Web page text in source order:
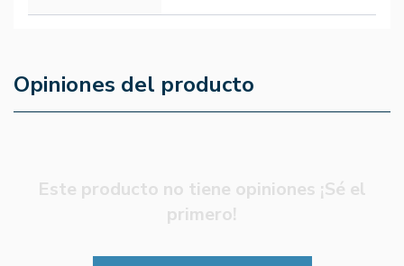
Opiniones del producto
Este producto no tiene opiniones ¡Sé el
primero!